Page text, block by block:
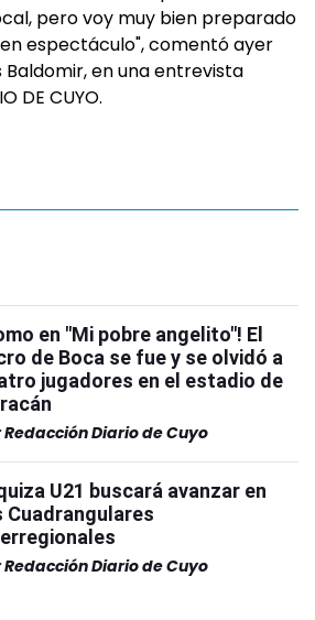
pero voy muy bien preparado
espectáculo", comentó ayer
en una entrevista
DE CUYO.
en "Mi pobre angelito"! El
de Boca se fue y se olvidó a
jugadores en el estadio de
Redacción Diario de Cuyo
U21 buscará avanzar en
Cuadrangulares
Redacción Diario de Cuyo